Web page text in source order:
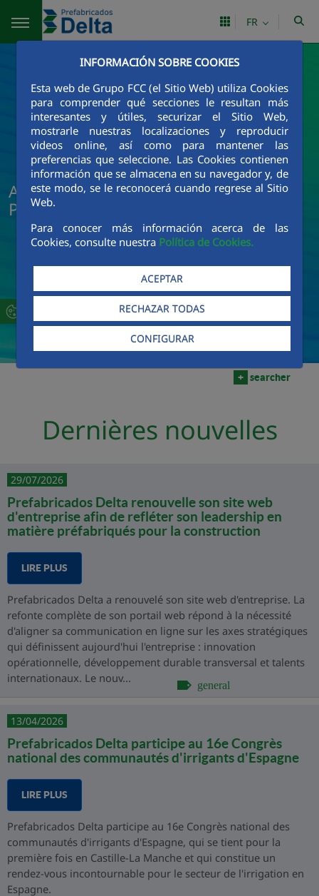
Saut au contenu principal
INFORMACIÓN SOBRE COOKIES
Esta web de Grupo FCC (el Sitio Web) utiliza Cookies
para comprender qué secciones le resultan más
interesantes y útiles, securizar el Sitio Web,
mostrarle nuestras localizaciones y reproducir
videos online, así como para mantener las
preferencias que seleccione. Las Cookies contienen
información que se almacena en su navegador y, de
este modo, se le reconocerá cuando regrese al Sitio
Web.
Para conocer más información acerca de las
Cookies, consulte nuestra Política de Cookies.
ACEPTAR
RECHAZAR TODAS
CONFIGURAR
FR
Actualités et informations sur
Prefabricados Delta
+ searcher
Dernières nouvelles
29/07/2026
Prefabricados Delta renouvelle son site web
d'entreprise afin de refléter son leadership en
matière préfabriqués pour la construction
LIRE PLUS
Prefabricados Delta a renouvelé son site web d'entreprise. La
refonte complète de son portail web répond à la nécessité
d'aligner sa communication en ligne sur les axes stratégiques
qui définissent aujourd'hui l'entreprise : innovation
opérationnelle, développement durable transversal et talents
internationaux. Le nouv...
general
13/04/2026
Prefabricados Delta participe au 16e Congrès
national des communautés d'irrigants d'Espagne
LIRE PLUS
Prefabricados Delta participe au 16e Congrès national des
communautés d'irrigants d'Espagne, qui se tient pour la
première fois en Castille-La Manche et qui constitue un
rendez-vous incontournable pour le secteur de l'irrigation en
Espagne.